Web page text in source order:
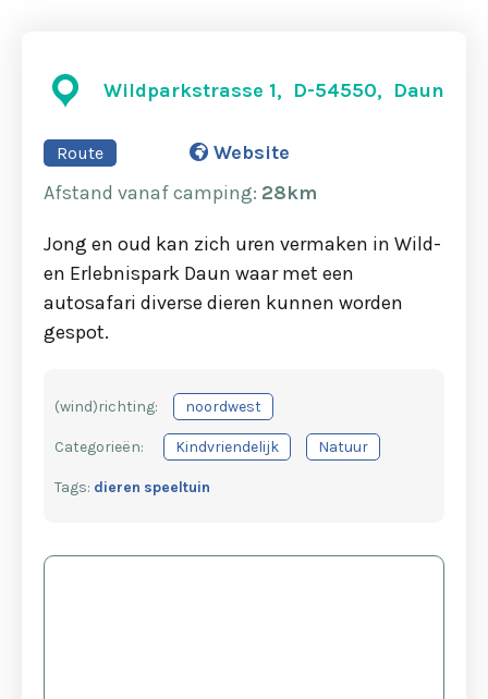
Wildparkstrasse 1, D-54550, Daun
Route
Website
Afstand vanaf camping: 28km
Jong en oud kan zich uren vermaken in Wild-
en Erlebnispark Daun waar met een
autosafari diverse dieren kunnen worden
gespot.
(wind)richting: noordwest
Categorieën: Kindvriendelijk Natuur
Tags: dieren speeltuin